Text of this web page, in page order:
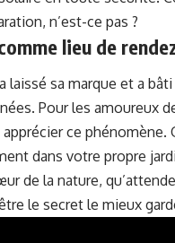
n’est-ce pas ?
lieu de
sa marque et a
Pour les amoureux
ce
dans votre propre
de la nature,
le secret le mieux